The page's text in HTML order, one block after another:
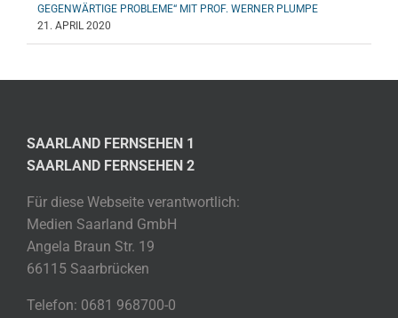
GEGENWÄRTIGE PROBLEME“ MIT PROF. WERNER PLUMPE
21. APRIL 2020
SAARLAND FERNSEHEN 1
SAARLAND FERNSEHEN 2
Für diese Webseite verantwortlich:
Medien Saarland GmbH
Angela Braun Str. 19
66115 Saarbrücken
Telefon: 0681 968700-0